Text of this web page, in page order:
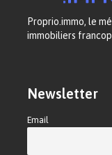
Proprio.immo, le
immobiliers
Newsletter
Email